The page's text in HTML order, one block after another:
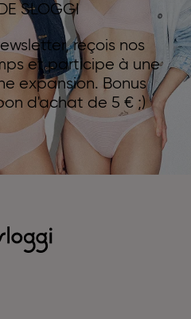
SLOGGI
reçois nos
et participe à une
expansion. Bonus
d'achat de 5 € ;)